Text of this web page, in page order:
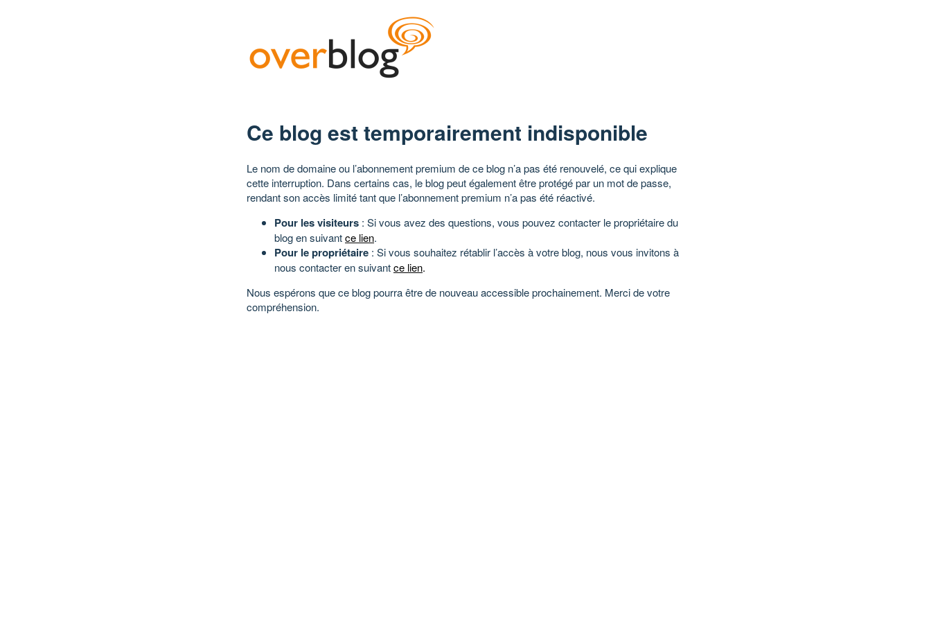
Ce blog est temporairement indisponible
Le nom de domaine ou l’abonnement premium de ce blog n’a pas été renouvelé, ce qui explique
cette interruption. Dans certains cas, le blog peut également être protégé par un mot de passe,
rendant son accès limité tant que l’abonnement premium n’a pas été réactivé.
Pour les visiteurs : Si vous avez des questions, vous pouvez contacter le propriétaire du
blog en suivantce lien.
Pour le propriétaire : Si vous souhaitez rétablir l’accès à votre blog, nous vous invitons à
nous contacter en suivantce lien.
Nous espérons que ce blog pourra être de nouveau accessible prochainement. Merci de votre
compréhension.